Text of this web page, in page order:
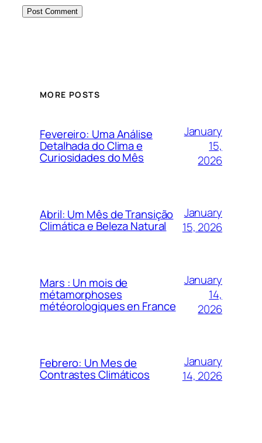
MORE POSTS
Fevereiro: Uma Análise
Detalhada do Clima e
Curiosidades do Mês
January
15,
2026
Abril: Um Mês de Transição
Climática e Beleza Natural
January
15, 2026
Mars : Un mois de
métamorphoses
météorologiques en France
January
14,
2026
Febrero: Un Mes de
Contrastes Climáticos
January
14, 2026